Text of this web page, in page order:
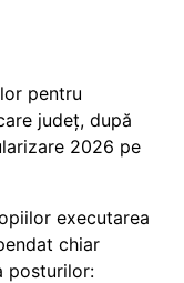
pentru
județ, după
2026 pe
executarea
chiar
posturilor: